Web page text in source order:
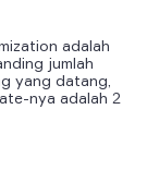
adalah
jumlah
yang datang,
nya adalah 2